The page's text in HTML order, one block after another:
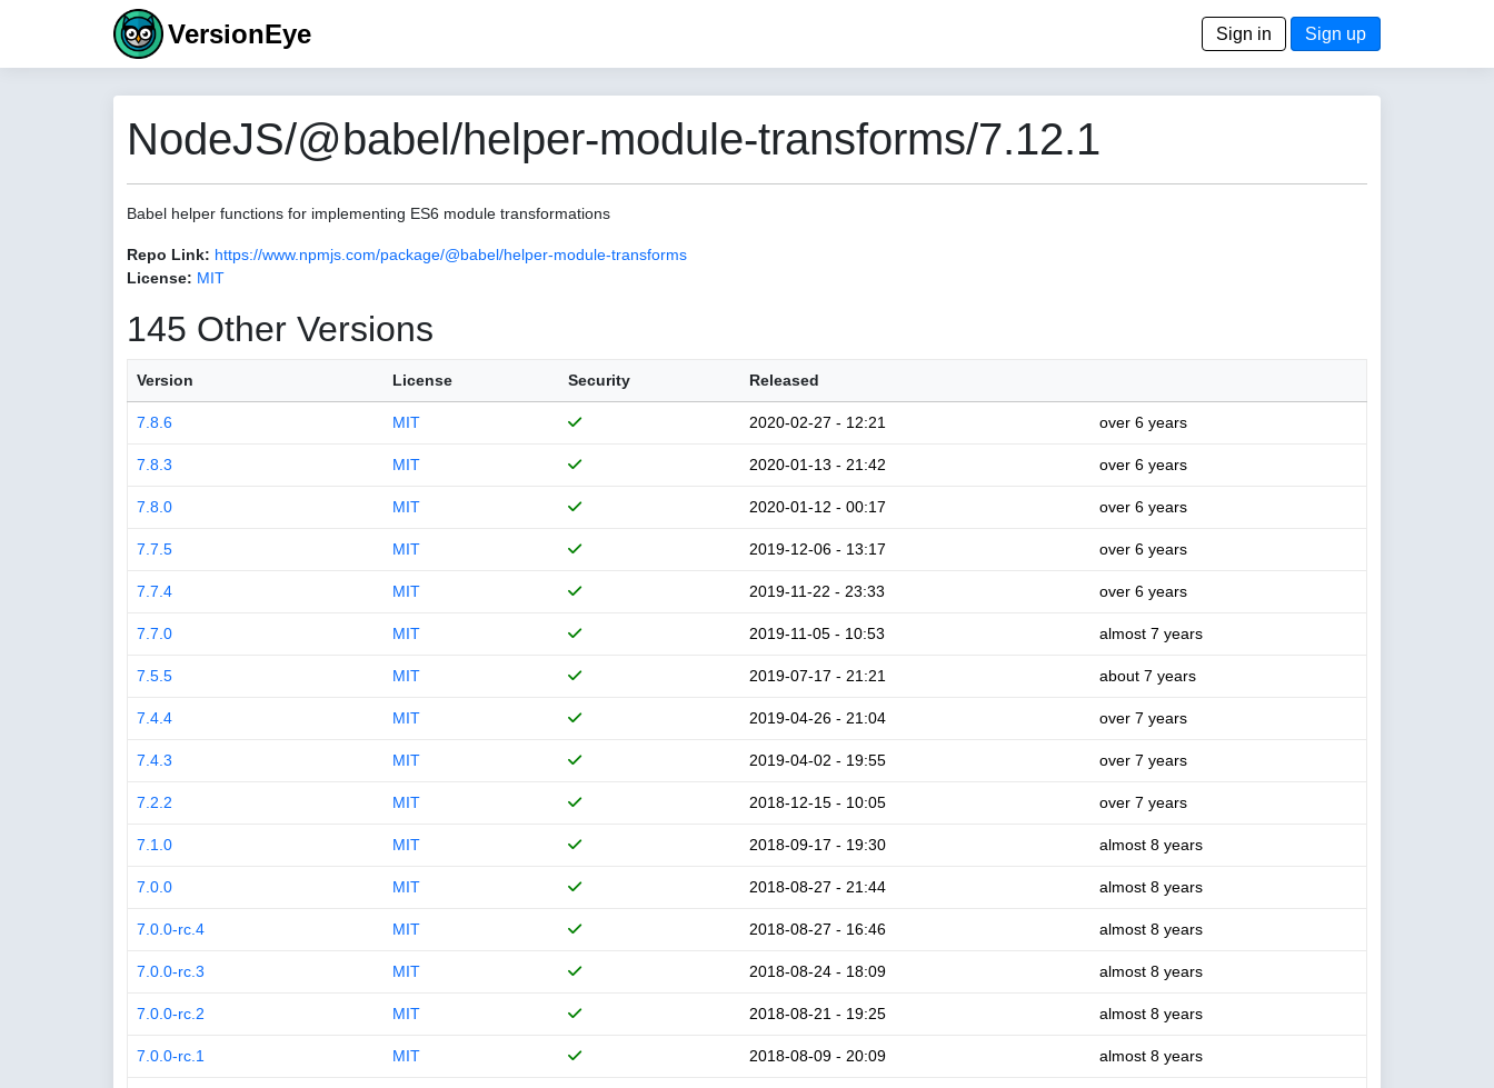
VersionEye Sign in Sign up
NodeJS/@babel/helper-module-transforms/7.12.1
Babel helper functions for implementing ES6 module transformations
Repo Link: https://www.npmjs.com/package/@babel/helper-module-transforms
License: MIT
145 Other Versions
Version License Security Released
7.8.6 MIT 2020-02-27 - 12:21 over 6 years
7.8.3 MIT 2020-01-13 - 21:42 over 6 years
7.8.0 MIT 2020-01-12 - 00:17 over 6 years
7.7.5 MIT 2019-12-06 - 13:17 over 6 years
7.7.4 MIT 2019-11-22 - 23:33 over 6 years
7.7.0 MIT 2019-11-05 - 10:53 almost 7 years
7.5.5 MIT 2019-07-17 - 21:21 about 7 years
7.4.4 MIT 2019-04-26 - 21:04 over 7 years
7.4.3 MIT 2019-04-02 - 19:55 over 7 years
7.2.2 MIT 2018-12-15 - 10:05 over 7 years
7.1.0 MIT 2018-09-17 - 19:30 almost 8 years
7.0.0 MIT 2018-08-27 - 21:44 almost 8 years
7.0.0-rc.4 MIT 2018-08-27 - 16:46 almost 8 years
7.0.0-rc.3 MIT 2018-08-24 - 18:09 almost 8 years
7.0.0-rc.2 MIT 2018-08-21 - 19:25 almost 8 years
7.0.0-rc.1 MIT 2018-08-09 - 20:09 almost 8 years